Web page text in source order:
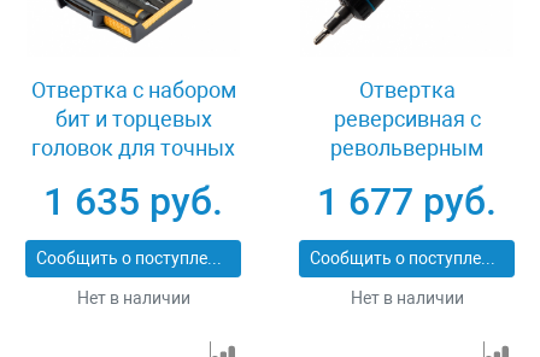
Отвертка с набором
бит и торцевых
головок для точных
48 шт, CrMo Denzel
7711599
1 635 руб.
Сообщить о поступлении
Нет в наличии
Отвертка
реверсивная с
револьверным
сталь S2 Gross 11601
1 677 руб.
Сообщить о поступлении
Нет в наличии